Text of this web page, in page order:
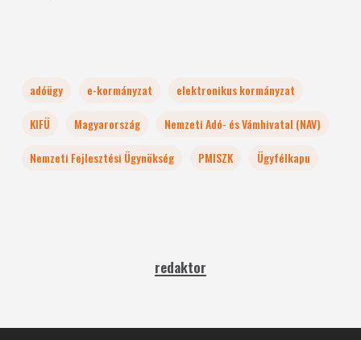
adóügy e-kormányzat
elektronikus kormányzat
KIFÜ
Magyarország
Nemzeti Adó- és Vámhivatal (NAV)
Nemzeti Fejlesztési Ügynökség
PMISZK Ügyfélkapu
redaktor